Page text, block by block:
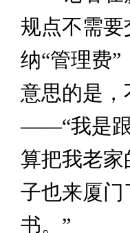
规点不需
纳“管理费
意思的是，
——“我是跟
算把我老家
子也来厦
书。”